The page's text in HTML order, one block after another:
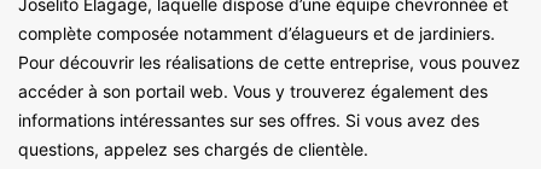
complète composée notamment d’élagueurs et de jardiniers.
Pour découvrir les réalisations de cette entreprise, vous pouvez
accéder à son portail web. Vous y trouverez également des
informations intéressantes sur ses offres. Si vous avez des
questions, appelez ses chargés de clientèle.